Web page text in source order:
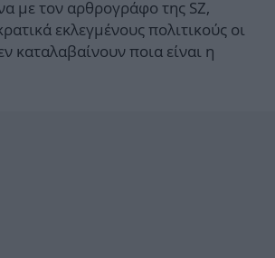
με τον αρθρογράφο της SZ,
εκλεγμένους πολιτικούς οι
καταλαβαίνουν ποια είναι η